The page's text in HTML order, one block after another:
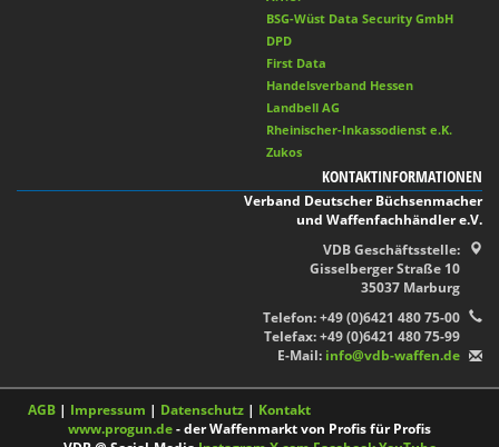
BSG-Wüst Data Security GmbH
DPD
First Data
Handelsverband Hessen
Landbell AG
Rheinischer-Inkassodienst e.K.
Zukos
KONTAKTINFORMATIONEN
Verband Deutscher Büchsenmacher
und Waffenfachhändler e.V.
VDB Geschäftsstelle:
Gisselberger Straße 10
35037 Marburg
Telefon: +49 (0)6421 480 75-00
Telefax: +49 (0)6421 480 75-99
E-Mail: info@vdb-waffen.de
AGB | Impressum | Datenschutz | Kontakt
www.progun.de- der Waffenmarkt von Profis für Profis